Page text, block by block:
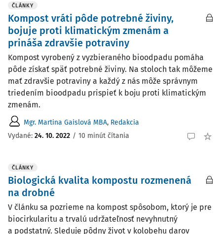
ČLÁNKY
Kompost vráti pôde potrebné živiny,
bojuje proti klimatickým zmenám a
prináša zdravšie potraviny
Kompost vyrobený z vyzbieraného bioodpadu pomáha
pôde získať späť potrebné živiny. Na stoloch tak môžeme
mať zdravšie potraviny a každý z nás môže správnym
triedením bioodpadu prispieť k boju proti klimatickým
zmenám.
Mgr. Martina Gaislová MBA, Redakcia
Vydané: 24. 10. 2022 / 10 minút čítania
ČLÁNKY
Biologická kvalita kompostu rozmenená
na drobné
V článku sa pozrieme na kompost spôsobom, ktorý je pre
biocirkularitu a trvalú udržateľnosť nevyhnutný
a podstatný. Sleduje pôdny život v kolobehu darov